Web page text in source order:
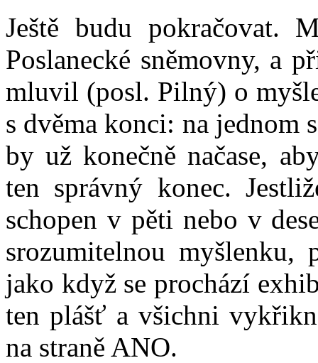
Ještě budu pokračovat.
Poslanecké sněmovny, a
mluvil (posl. Pilný) o
s dvěma konci: na jednom
by už konečně načase,
ten správný konec.
schopen v pěti nebo v
srozumitelnou myšlenku,
jako když se prochází
ten plášť a všichni
na straně ANO.